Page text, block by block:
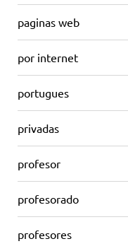
paginas web
por internet
portugues
privadas
profesor
profesorado
profesores